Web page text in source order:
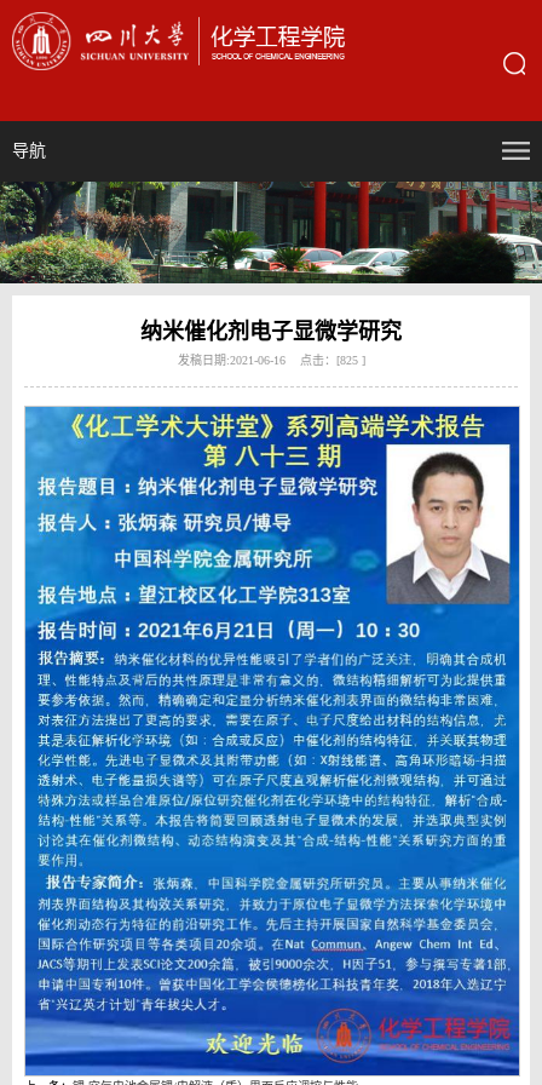
导航
纳米催化剂电子显微学研究
发稿日期:2021-06-16 点击：[825 ]